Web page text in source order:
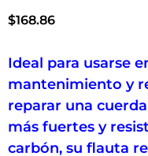
$168.86
Ideal para usarse
mantenimiento y
reparar una
más fuertes y
carbón, su flauta